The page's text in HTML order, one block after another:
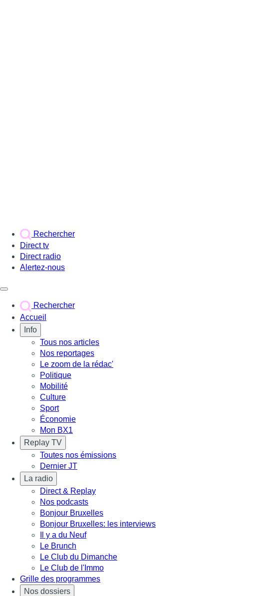
Rechercher
Direct tv
Direct radio
Alertez-nous
Rechercher
Accueil
Info
Tous nos articles
Nos reportages
Le zoom de la rédac'
Politique
Mobilité
Culture
Sport
Économie
Mon BX1
Replay TV
Toutes nos émissions
Dernier JT
La radio
Direct & Replay
Nos podcasts
Bonjour Bruxelles
Bonjour Bruxelles: les interviews
Il y a du Neuf
Le Brunch
Le Club du Dimanche
Le Club de l'Immo
Grille des programmes
Nos dossiers